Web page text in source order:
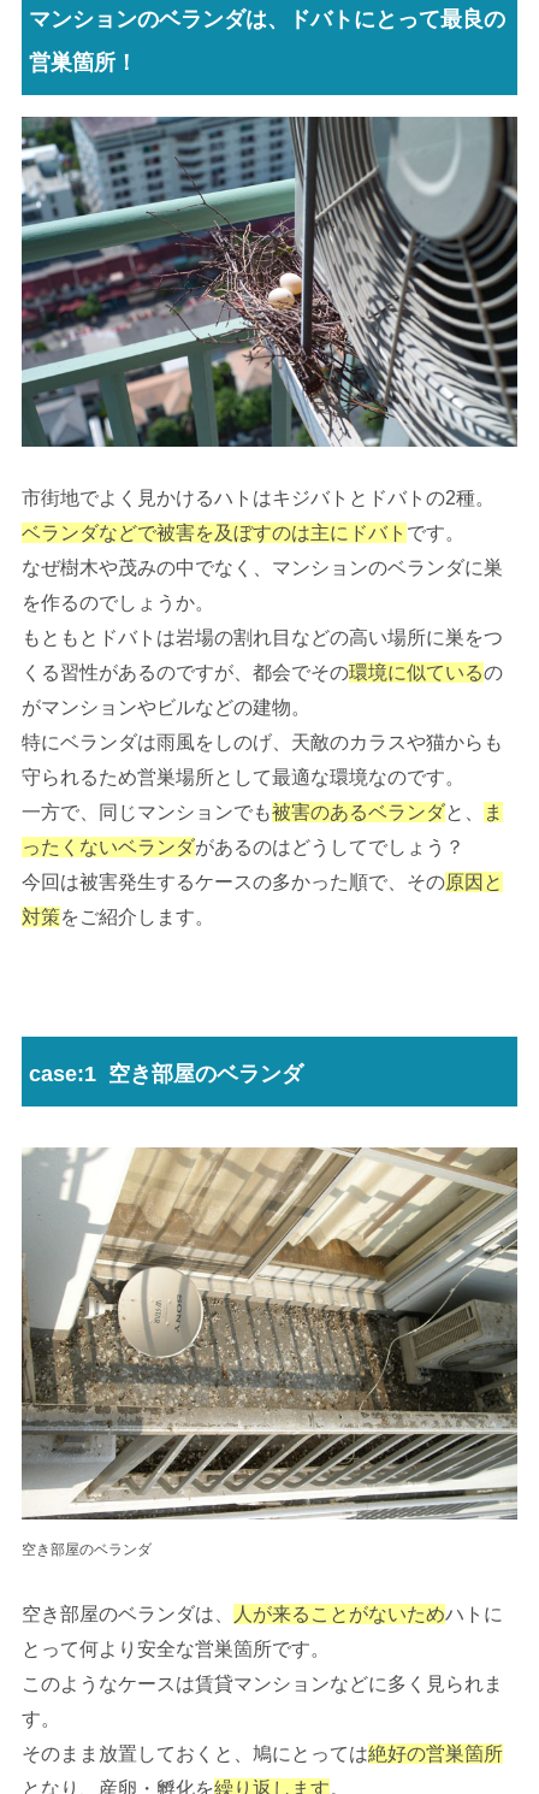
マンションのベランダは、ドバトにとって最良の
営巣箇所！
市街地でよく見かけるハトはキジバトとドバトの2種。
ベランダなどで被害を及ぼすのは主にドバト です。
なぜ樹木や茂みの中でなく、マンションのベランダに巣
を作るのでしょうか。
もともとドバトは岩場の割れ目などの高い場所に巣をつ
くる習性があるのですが、都会でその環境に似ているの
がマンションやビルなどの建物。
特にベランダは雨風をしのげ、天敵のカラスや猫からも
守られるため営巣場所として最適な環境なのです。
一方で、同じマンションでも被害のあるベランダと、
ま
ったくないベランダがあるのはどうしてでしょう？
今回は被害発生するケースの多かった順で、その原因と
対策をご紹介します。
case:1 空き部屋のベランダ
空き部屋のベランダ
空き部屋のベランダは、 人が来ることがないためハトに
とって何より安全な営巣箇所です。
このようなケースは賃貸マンションなどに多く見られま
す。
そのまま放置しておくと、鳩にとっては絶好の営巣箇所
となり、産卵・孵化を繰り返します。